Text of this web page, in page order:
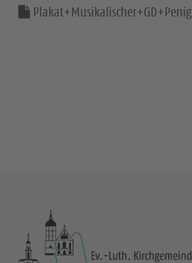
Plakat+Musikalischer+GD+Penig